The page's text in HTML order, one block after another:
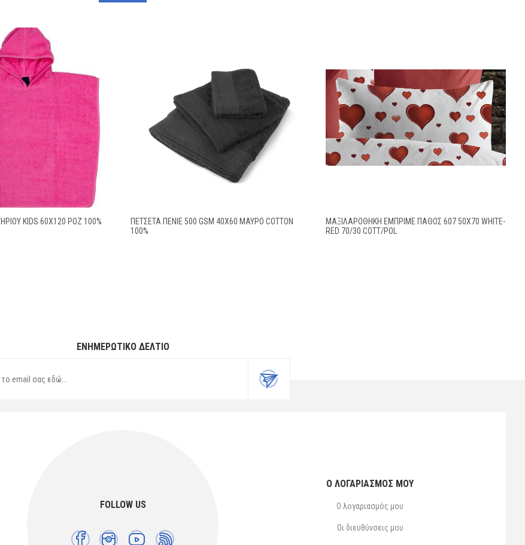
KIDS 60X120 ΡΟΖ 100%
ΠΕΤΣΕΤΑ ΠΕΝΙΕ 500 GSM 40X60 ΜΑΥΡΟ COTTON
100%
ΜΑΞΙΛΑΡΟΘΉΚΗ ΕΜΠΡΙΜΈ ΠΆΘΟΣ 607 50X70 WHITE-
RED 70/30 COTT/POL
ΕΝΗΜΕΡΩΤΙΚΌ ΔΕΛΤΊΟ
FOLLOW US
Ο ΛΟΓΑΡΙΑΣΜΌΣ ΜΟΥ
Ο λογαριασμός μου
Οι διευθύνσεις μου